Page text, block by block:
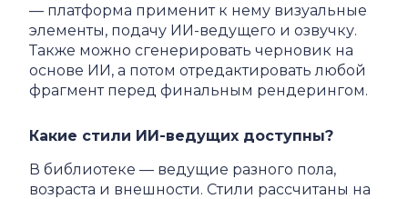
— платформа применит к нему визуальные
элементы, подачу ИИ-ведущего и озвучку.
Также можно сгенерировать черновик на
основе ИИ, а потом отредактировать любой
фрагмент перед финальным рендерингом.
Какие стили ИИ-ведущих доступны?
В библиотеке — ведущие разного пола,
возраста и внешности. Стили рассчитаны на